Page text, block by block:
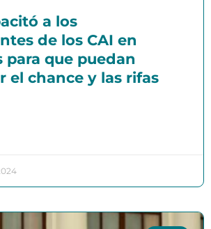
a los
de los CAI en
para que puedan
el chance y las rifas